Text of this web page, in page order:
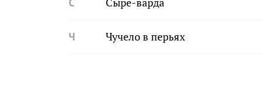
Ч Чучело в перьях